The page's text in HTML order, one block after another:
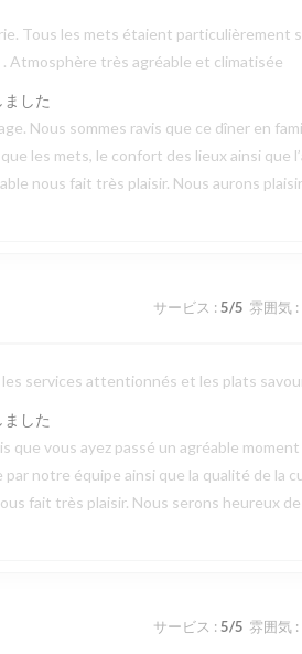
Tous les mets étaient particulièrement
Atmosphère très agréable et climatisée
した
Nous sommes ravis que ce dîner en
les mets, le confort des lieux ainsi
nous fait très plaisir. Nous aurons
サービス : 5/5 雰囲気:
services attentionnés et les plats
した
que vous ayez passé un agréable
notre équipe ainsi que la qualité de la
fait très plaisir. Nous serons heureux
サービス : 5/5 雰囲気: